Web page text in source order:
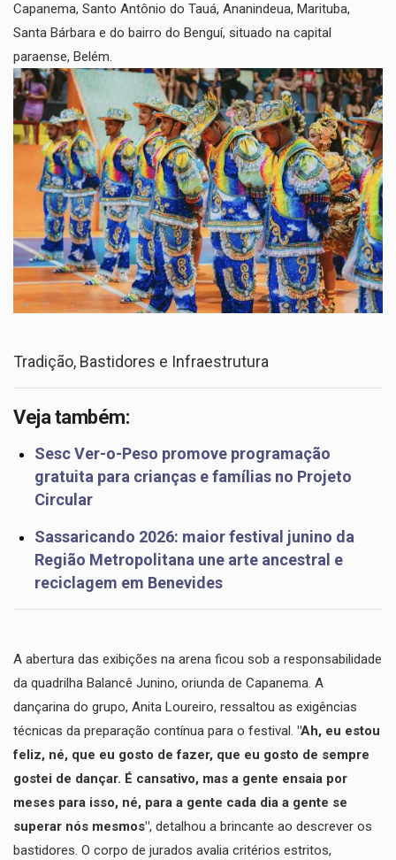
Capanema, Santo Antônio do Tauá, Ananindeua, Marituba,
Santa Bárbara e do bairro do Benguí, situado na capital
paraense, Belém.
​Tradição, Bastidores e Infraestrutura
Veja também:
​Sesc Ver-o-Peso promove programação
gratuita para crianças e famílias no Projeto
Circular
Sassaricando 2026: maior festival junino da
Região Metropolitana une arte ancestral e
reciclagem em Benevides
​A abertura das exibições na arena ficou sob a responsabilidade
da quadrilha Balancê Junino, oriunda de Capanema. A
dançarina do grupo, Anita Loureiro, ressaltou as exigências
técnicas da preparação contínua para o festival. "Ah, eu estou
feliz, né, que eu gosto de fazer, que eu gosto de sempre
gostei de dançar. É cansativo, mas a gente ensaia por
meses para isso, né, para a gente cada dia a gente se
superar nós mesmos", detalhou a brincante ao descrever os
bastidores. O corpo de jurados avalia critérios estritos,